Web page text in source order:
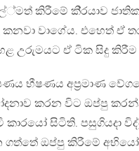
කිරීමේ කි‍්‍රයාව
වාගේය. එහෙත් ඒ
උරුමයට ඒ ටික සිදු කිරීම
භීෂණය අප‍්‍රමාණ
කරන විට ඔප්පු
සිටිති. පසුගියදා
ගත්තේ ඔප්පු කිරීමේ